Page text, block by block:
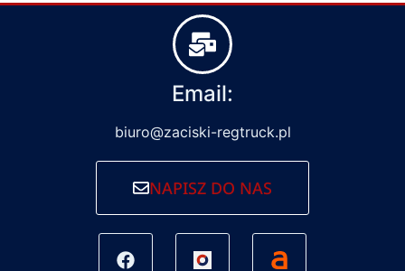
Email:
biuro@zaciski-regtruck.pl
NAPISZ DO NAS